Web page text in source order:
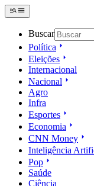
Buscar
Política
Eleições
Internacional
Nacional
Agro
Infra
Esportes
Economia
CNN Money
Inteligência
Pop
Saúde
Ciência